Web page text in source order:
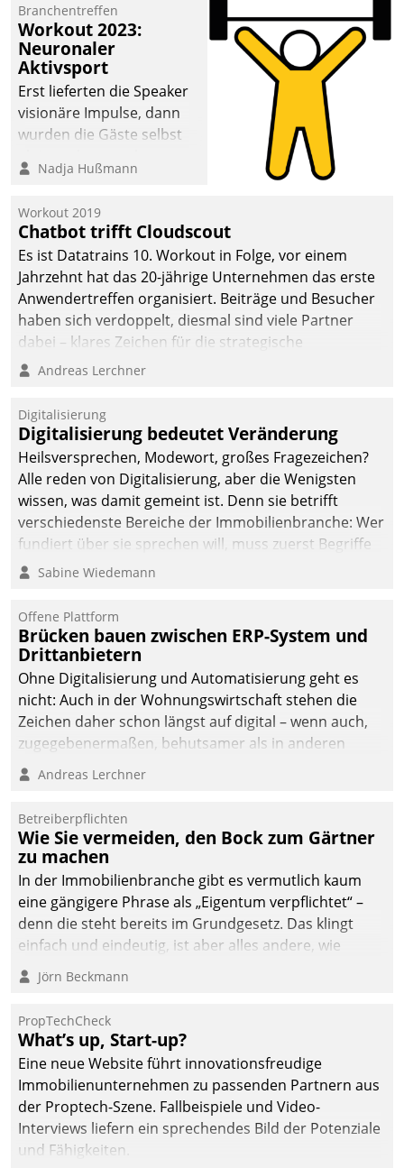
Branchentreffen
Workout 2023:
Neuronaler
Aktivsport
Erst lieferten die Speaker
visionäre Impulse, dann
wurden die Gäste selbst
methodisch
Quartier. Dazwischen
zeigte Datatrain, was es
Neues zu bieten hat.
Nadja Hußmann
Workout 2019
Chatbot trifft Cloudscout
Es ist Datatrains 10. Workout in Folge, vor einem
Jahrzehnt hat das 20-jährige Unternehmen das erste
Anwendertreffen organisiert. Beiträge und Besucher
haben sich verdoppelt, diesmal sind viele Partner
dabei – klares Zeichen für die strategische
Fokussierung auf den Kunden.
Andreas Lerchner
Digitalisierung
Digitalisierung bedeutet Veränderung
Heilsversprechen, Modewort, großes Fragezeichen?
Alle reden von Digitalisierung, aber die Wenigsten
wissen, was damit gemeint ist. Denn sie betrifft
verschiedenste Bereiche der Immobilienbranche: Wer
fundiert über sie sprechen will, muss zuerst Begriffe
klären. Ein Aspekt ist die betriebliche Optimierung:
Einsparungen durch optimierte und automatisierte
Prozesse. Doch man darf nicht zu viel erwarten: Allein
mit der Einführung einer neuen Software ist es nicht
getan. Die Digitalisierung erfordert von Unternehmen
die Bereitschaft, sich zu überprüfen, zu hinterfragen
und zu verändern.
Sabine Wiedemann
Offene Plattform
Brücken bauen zwischen ERP-System und
Drittanbietern
Ohne Digitalisierung und Automatisierung geht es
nicht: Auch in der Wohnungswirtschaft stehen die
Zeichen daher schon längst auf digital – wenn auch,
zugegebenermaßen, behutsamer als in anderen
Branchen.
Andreas Lerchner
Betreiberpflichten
Wie Sie vermeiden, den Bock zum Gärtner
zu machen
In der Immobilienbranche gibt es vermutlich kaum
eine gängigere Phrase als „Eigentum verpflichtet“ –
denn die steht bereits im Grundgesetz. Das klingt
einfach und eindeutig, ist aber alles andere, wie
Branchenbeschäftigte wissen. Denn mit der
Verantwortung folgen Verpflichtungen.
Jörn Beckmann
PropTechCheck
What’s up, Start-up?
Eine neue Website führt innovationsfreudige
Immobilienunternehmen zu passenden Partnern aus
der Proptech-Szene. Fallbeispiele und Video-
Interviews liefern ein sprechendes Bild der Potenziale
und Fähigkeiten.